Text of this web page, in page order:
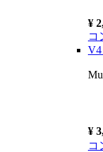
¥
コ
V4
¥
コ